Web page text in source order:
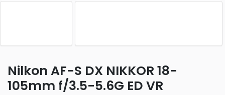
Nilkon AF-S DX NIKKOR 18-
105mm f/3.5-5.6G ED VR